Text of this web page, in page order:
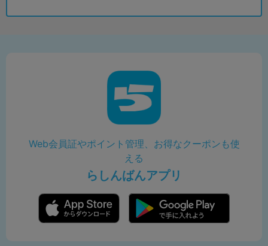
Web会員証やポイント管理、お得なクーポンも使
える
らしんばんアプリ